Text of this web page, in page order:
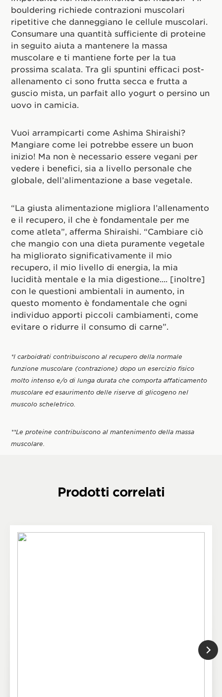
bouldering richiede contrazioni muscolari
ripetitive che danneggiano le cellule muscolari.
Consumare una quantità sufficiente di proteine
in seguito aiuta a mantenere la massa
muscolare e ti mantiene forte per la tua
prossima scalata. Tra gli spuntini efficaci post-
allenamento ci sono frutta secca e frutta a
guscio mista, un parfait allo yogurt o persino un
uovo in camicia.
Vuoi arrampicarti come Ashima Shiraishi?
Mangiare come lei potrebbe essere un buon
inizio! Ma non è necessario essere vegani per
vedere i benefici, sia a livello personale che
globale, dell’alimentazione a base vegetale.
“La giusta alimentazione migliora l’allenamento
e il recupero, il che è fondamentale per me
come atleta”, afferma Shiraishi. “Cambiare ciò
che mangio con una dieta puramente vegetale
ha migliorato significativamente il mio
recupero, il mio livello di energia, la mia
lucidità mentale e la mia digestione.... [inoltre]
con le questioni ambientali in aumento, in
questo momento è fondamentale che ogni
individuo apporti piccoli cambiamenti, come
evitare o ridurre il consumo di carne”.
*I carboidrati contribuiscono al recupero della normale
funzione muscolare (contrazione) dopo un esercizio fisico
molto intenso e/o di lunga durata che comporta affaticamento
muscolare ed esaurimento delle riserve di glicogeno nel
muscolo scheletrico.
**Le proteine contribuiscono al mantenimento della massa
muscolare.
Prodotti correlati